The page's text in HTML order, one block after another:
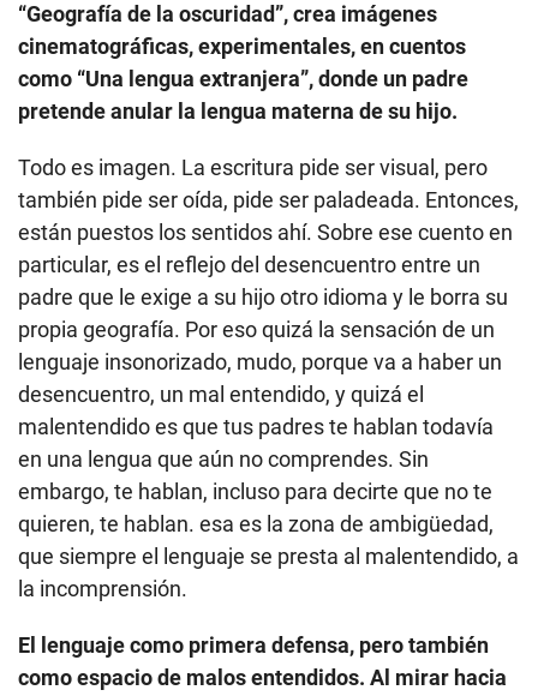
“Geografía de la oscuridad”, crea imágenes
cinematográficas, experimentales, en cuentos
como “Una lengua extranjera”, donde un padre
pretende anular la lengua materna de su hijo.
Todo es imagen. La escritura pide ser visual, pero
también pide ser oída, pide ser paladeada. Entonces,
están puestos los sentidos ahí. Sobre ese cuento en
particular, es el reflejo del desencuentro entre un
padre que le exige a su hijo otro idioma y le borra su
propia geografía. Por eso quizá la sensación de un
lenguaje insonorizado, mudo, porque va a haber un
desencuentro, un mal entendido, y quizá el
malentendido es que tus padres te hablan todavía
en una lengua que aún no comprendes. Sin
embargo, te hablan, incluso para decirte que no te
quieren, te hablan. esa es la zona de ambigüedad,
que siempre el lenguaje se presta al malentendido, a
la incomprensión.
El lenguaje como primera defensa, pero también
como espacio de malos entendidos. Al mirar hacia